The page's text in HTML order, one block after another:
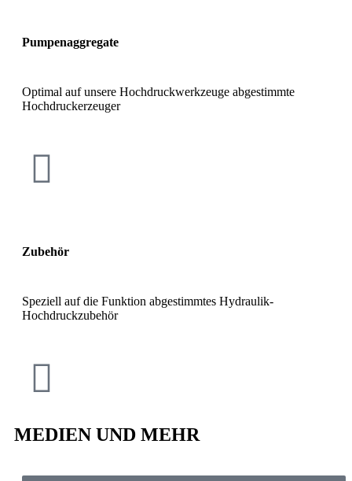
Pumpenaggregate
Optimal auf unsere Hochdruckwerkzeuge abgestimmte
Hochdruckerzeuger
Zubehör
Speziell auf die Funktion abgestimmtes Hydraulik-
Hochdruckzubehör
MEDIEN UND MEHR